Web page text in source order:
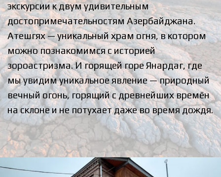
экскурсии к двум удивительным
достопримечательностям Азербайджана.
Атешгях — уникальный храм огня, в котором
можно познакомимся с историей
зороастризма. Игорящей горе Янардаг, где
мы увидим уникальное явление — природный
вечный огонь, горящий с древнейших времён
на склоне и не потухает даже во время дождя.